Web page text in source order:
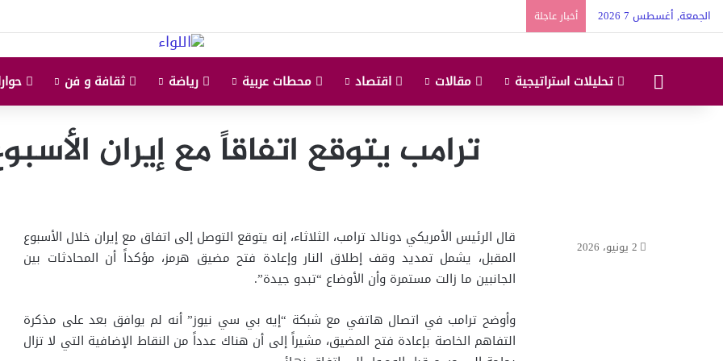
الجمعة, أغسطس 7 2026 أخبار عاجلة
البداية تحليلات استراتيجية مقالات اقتصاد محطات عربية رياضة ثقافة و فن
ترامب يتوقع اتفاقاً مع إيران
قال الرئيس الأمريكي دونالد ترامب، الثلاثاء، إنه يتوقع التوصل إلى اتفاق مع إيران خلال الأسبوع
المقبل، يشمل تمديد وقف إطلاق النار وإعادة فتح مضيق هرمز، مؤكداً أن المحادثات بين
الجانبين ما زالت مستمرة وأن الأوضاع “تبدو جيدة”.
وأوضح ترامب في اتصال هاتفي مع شبكة “إيه بي سي نيوز” أنه لم يوافق بعد على مذكرة
التفاهم الخاصة بإعادة فتح المضيق، مشيراً إلى أن هناك عدداً من النقاط الإضافية التي لا تزال
2 يونيو، 2026